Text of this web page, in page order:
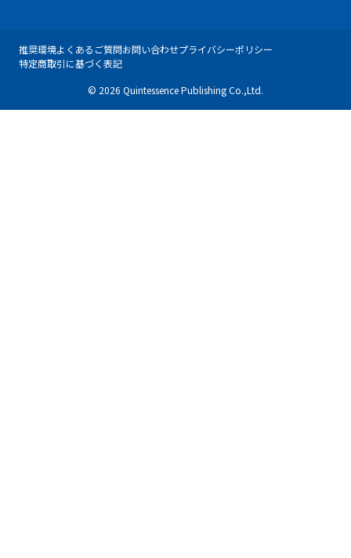
推奨環境よくあるご質問お問い合わせプライバシーポリシー
特定商取引に基づく表記
© 2026 Quintessence Publishing Co.,Ltd.